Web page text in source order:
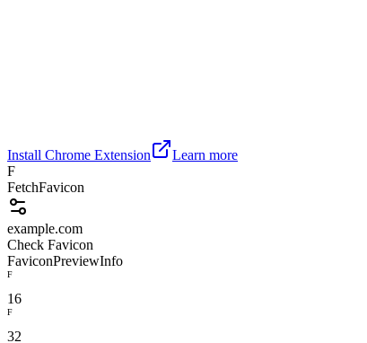
Install Chrome Extension
Learn more
F
FetchFavicon
example.com
Check Favicon
FaviconPreviewInfo
F
16
F
32